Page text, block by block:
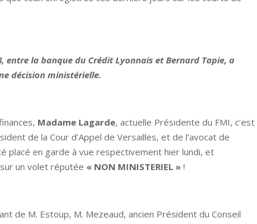
entre la banque du Crédit Lyonnais et Bernard Tapie, a
décision ministérielle.
Madame Lagarde, actuelle Présidente du FMI, c’est
de la Cour d’Appel de Versailles, et de l’avocat de
placé en garde à vue respectivement hier lundi, et
un volet réputée « NON MINISTERIEL » !
de M. Estoup, M. Mezeaud, ancien Président du Conseil